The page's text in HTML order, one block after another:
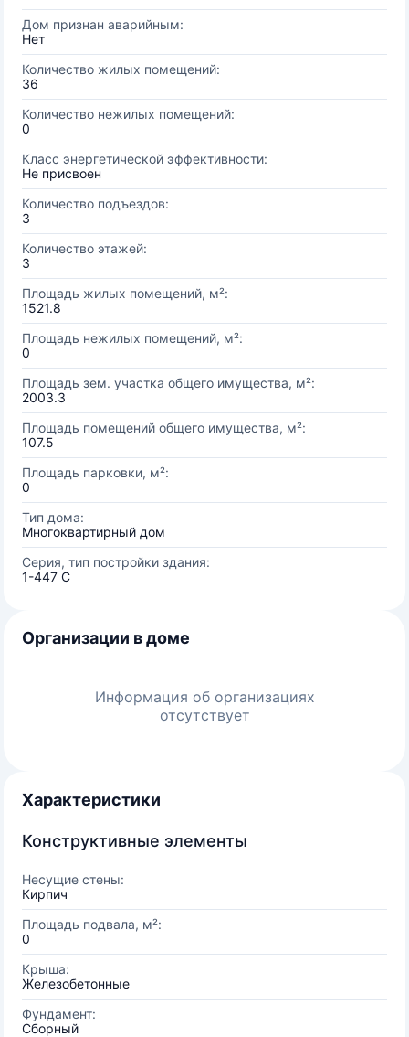
Дом признан аварийным:
Нет
Количество жилых помещений:
36
Количество нежилых помещений:
0
Класс энергетической эффективности:
Не присвоен
Количество подъездов:
3
Количество этажей:
3
Площадь жилых помещений, м²:
1521.8
Площадь нежилых помещений, м²:
0
Площадь зем. участка общего имущества, м²:
2003.3
Площадь помещений общего имущества, м²:
107.5
Площадь парковки, м²:
0
Тип дома:
Многоквартирный дом
Серия, тип постройки здания:
1-447 С
Организации в доме
Информация об организациях
отсутствует
Характеристики
Конструктивные элементы
Несущие стены:
Кирпич
Площадь подвала, м²:
0
Крыша:
Железобетонные
Фундамент:
Сборный